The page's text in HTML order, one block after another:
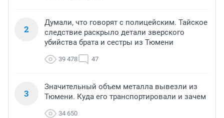
2
Думали, что говорят с полицейским. Тайское
следствие раскрыло детали зверского
убийства брата и сестры из Тюмени
39 478 47
3
Значительный объем металла вывезли из
Тюмени. Куда его транспортировали и зачем
34 650